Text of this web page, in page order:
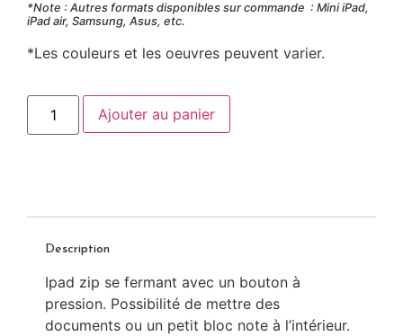
*Note : Autres formats disponibles sur commande : Mini iPad,
iPad air, Samsung, Asus, etc.
*Les couleurs et les oeuvres peuvent varier.
Ajouter au panier
Description
Ipad zip se fermant avec un bouton à
pression. Possibilité de mettre des
documents ou un petit bloc note à l’intérieur.